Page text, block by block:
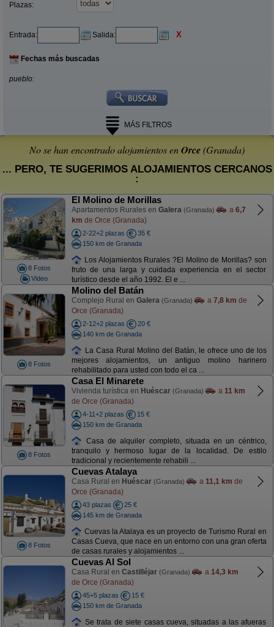
Plazas:
Entrada: Salida: X
Fechas más buscadas
pueblo:
MÁS FILTROS
No se han encontrado alojamientos enOrce(Granada)
... PERO, TE SUGERIMOS ALOJAMIENTOS CERCANOS
:
8 Fotos
Video
El Molino de Morillas
Apartamentos Rurales en Galera (Granada) a 6,7
km de Orce (Granada)
2-22+2 plazas
35 €
150 km de Granada
Los Alojamientos Rurales ?El Molino de Morillas? son
fruto de una larga y cuidada experiencia en el sector
turístico desde el año 1992. El e ...
8 Fotos
Molino del Batán
Complejo Rural en Galera (Granada) a 7,8 km de
Orce (Granada)
2-12+2 plazas
20 €
140 km de Granada
La Casa Rural Molino del Batán, le ofrece uno de los
mejores alojamientos, un antiguo molino harinero
rehabilitado para usted con todo el ca ...
8 Fotos
Casa El Minarete
Vivienda turística en Huéscar (Granada) a 11 km
de Orce (Granada)
4-11+2 plazas
15 €
150 km de Granada
Casa de alquiler completo, situada en un céntrico,
tranquilo y hermoso lugar de la localidad. De estilo
tradicional y recientemente rehabili ...
8 Fotos
Cuevas Atalaya
Casa Rural en Huéscar (Granada) a 11,1 km de
Orce (Granada)
43 plazas
25 €
145 km de Granada
Cuevas la Atalaya es un proyecto de Turismo Rural en
Casas Cueva, que nace en un entorno con una gran oferta
de casas rurales y alojamientos ...
Cuevas Al Sol
Casa Rural en Castilléjar (Granada) a 14,3 km
de Orce (Granada)
45+5 plazas
15 €
150 km de Granada
Se trata de siete casas cueva, situadas a las afueras